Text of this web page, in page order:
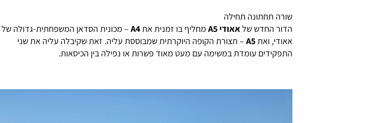
שורה תחתונה תחילה
הדור החדש שלאאודי A5 מחליף בו זמנית אתA4– מכונית הסדאן המשפחתית-גדולה של
אאודי, ואתA5– תצורת הקופה היוקרתית שמבוססת עליה. זאת שקיבלה עליה את שני
התפקידים עומדת במשימה עם מעט מאוד פשרות או נפילה בין הכיסאות.